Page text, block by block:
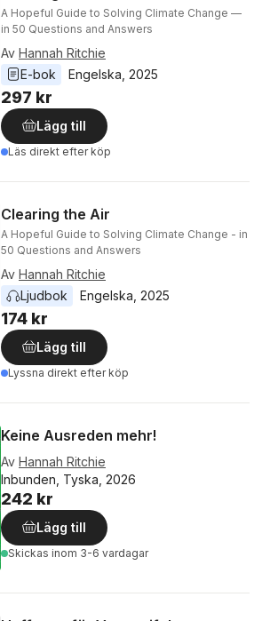
A Hopeful Guide to Solving Climate Change —
in 50 Questions and Answers
Av Hannah Ritchie
E-bok
Engelska 2025
297 kr
Lägg till
Läs direkt efter köp
Clearing the Air
A Hopeful Guide to Solving Climate Change - in
50 Questions and Answers
Av Hannah Ritchie
Ljudbok
Engelska 2025
174 kr
Lägg till
Lyssna direkt efter köp
Keine Ausreden mehr!
Av Hannah Ritchie
Inbunden, Tyska, 2026
242 kr
Lägg till
Skickas inom 3-6 vardagar